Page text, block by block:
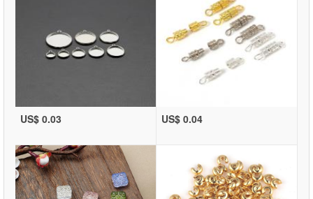
US$ 0.03 US$ 0.04